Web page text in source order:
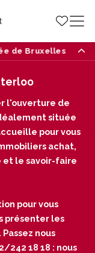
Bruxelles 87,
l'ouverture de
située
pour vous
achat,
et le savoir-faire
pour vous
présenter les
nous
242 18 18 : nous